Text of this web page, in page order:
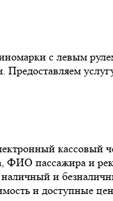
с левым
Предоставляем
кассовый
ФИО пассажира и
наличный и
и доступные